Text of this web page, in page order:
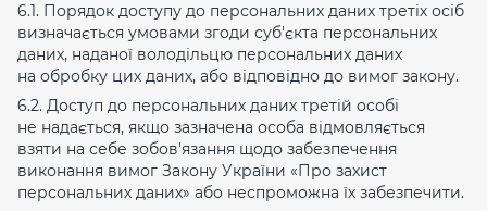
6.1. Порядок доступу до персональних даних третіх осіб
визначається умовами згоди суб'єкта персональних
даних, наданої володільцю персональних даних
на обробку цих даних, або відповідно до вимог закону.
6.2. Доступ до персональних даних третій особі
не надається, якщо зазначена особа відмовляється
взяти на себе зобов'язання щодо забезпечення
виконання вимог Закону України «Про захист
персональних даних» або неспроможна їх забезпечити.